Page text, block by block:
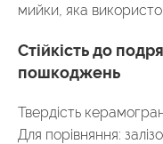
мийки, яка
Стійкість до
пошкоджень
Твердість
Для порівняння: